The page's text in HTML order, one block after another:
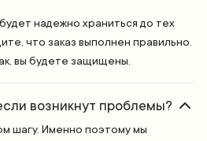
надежно храниться до тех
что заказ выполнен правильно.
вы будете защищены.
возникнут проблемы?
шагу. Именно поэтому мы